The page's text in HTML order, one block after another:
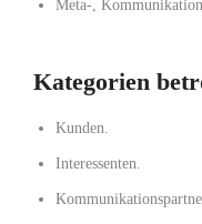
Meta-,
Kategorien
Kunden.
Interessenten.